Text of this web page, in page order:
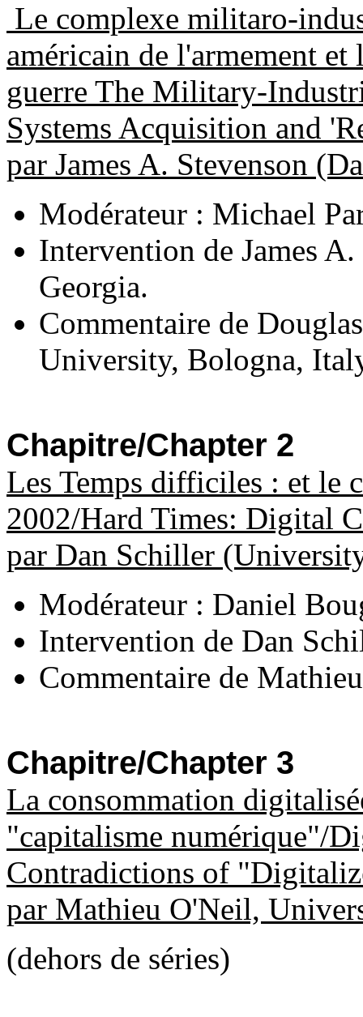
Le complexe militaro-
américain de l'armement
guerre The Military-
Systems Acquisition and
par James A. Stevenson
Modérateur : Michael
Intervention de James
Georgia.
Commentaire de
University, Bologna,
Chapitre/Chapter 2
Les Temps difficiles : et le
2002/Hard Times: Digital
par Dan Schiller
Modérateur : Daniel
Intervention de Dan
Commentaire de
Chapitre/Chapter 3
La consommation
"capitalisme numérique"/
Contradictions of
par Mathieu O'Neil,
(dehors de séries)